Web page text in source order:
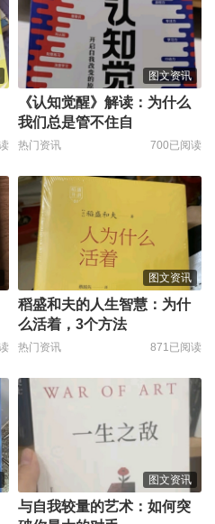
图文资讯
《认知觉醒》解读：为什么
我们总是管不住自
热门资讯 700已阅读
图文资讯
稻盛和夫的人生智慧：为什
么活着，3个方法
热门资讯 871已阅读
图文资讯
与自我较量的艺术：如何突